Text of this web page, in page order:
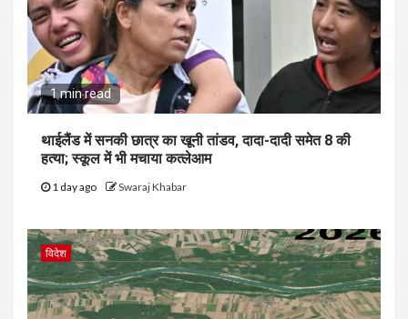
1 min read
थाईलैंड में सनकी छात्र का खूनी तांडव, दादा-दादी समेत 8 की
हत्या; स्कूल में भी मचाया कत्लेआम
1 day ago Swaraj Khabar
विदेश